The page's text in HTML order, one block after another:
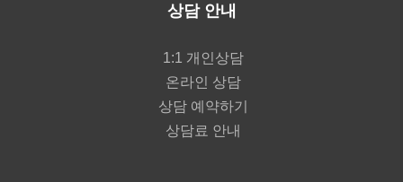
상담 안내
1:1 개인상담
온라인 상담
상담 예약하기
상담료 안내